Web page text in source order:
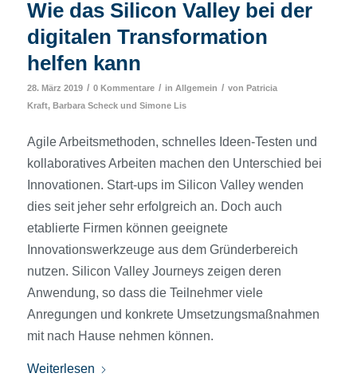
Wie das Silicon Valley bei der
digitalen Transformation
helfen kann
28. März 2019 / 0 Kommentare / in Allgemein / von Patricia
Kraft, Barbara Scheckund Simone Lis
Agile Arbeitsmethoden, schnelles Ideen-Testen und
kollaboratives Arbeiten machen den Unterschied bei
Innovationen. Start-ups im Silicon Valley wenden
dies seit jeher sehr erfolgreich an. Doch auch
etablierte Firmen können geeignete
Innovationswerkzeuge aus dem Gründerbereich
nutzen. Silicon Valley Journeys zeigen deren
Anwendung, so dass die Teilnehmer viele
Anregungen und konkrete Umsetzungsmaßnahmen
mit nach Hause nehmen können.
Weiterlesen